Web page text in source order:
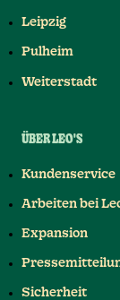
Leipzig
Pulheim
Weiterstadt
ÜBER LEO'S
Kundenservice
Arbeiten bei
Expansion
Sicherheit